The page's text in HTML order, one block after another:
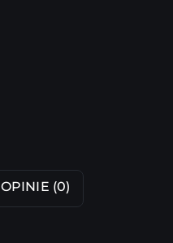
OPINIE (0)